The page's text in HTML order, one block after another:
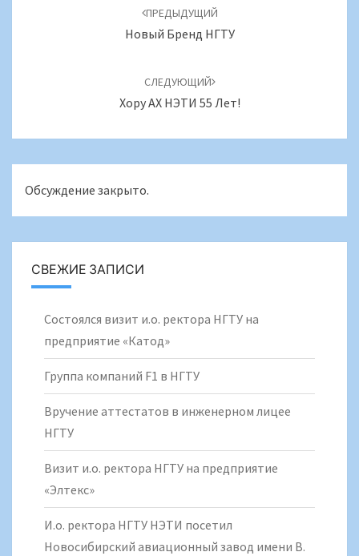
ПРЕДЫДУЩИЙ
Новый Бренд НГТУ
СЛЕДУЮЩИЙ
Хору АХ НЭТИ 55 Лет!
Обсуждение закрыто.
СВЕЖИЕ ЗАПИСИ
Состоялся визит и.о. ректора НГТУ на
предприятие «Катод»
Группа компаний F1 в НГТУ
Вручение аттестатов в инженерном лицее
НГТУ
Визит и.о. ректора НГТУ на предприятие
«Элтекс»
И.о. ректора НГТУ НЭТИ посетил
Новосибирский авиационный завод имени В.